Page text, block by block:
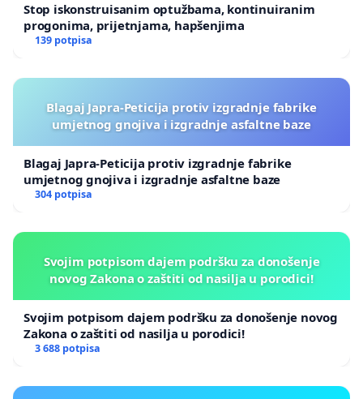
Stop iskonstruisanim optužbama, kontinuiranim
progonima, prijetnjama, hapšenjima
139 potpisa
Blagaj Japra-Peticija protiv izgradnje fabrike
umjetnog gnojiva i izgradnje asfaltne baze
Blagaj Japra-Peticija protiv izgradnje fabrike
umjetnog gnojiva i izgradnje asfaltne baze
304 potpisa
Svojim potpisom dajem podršku za donošenje
novog Zakona o zaštiti od nasilja u porodici!
Svojim potpisom dajem podršku za donošenje novog
Zakona o zaštiti od nasilja u porodici!
3 688 potpisa